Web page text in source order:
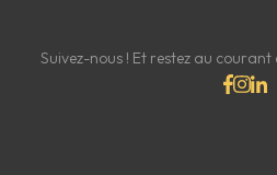
Suivez-nous ! Et restez au courant